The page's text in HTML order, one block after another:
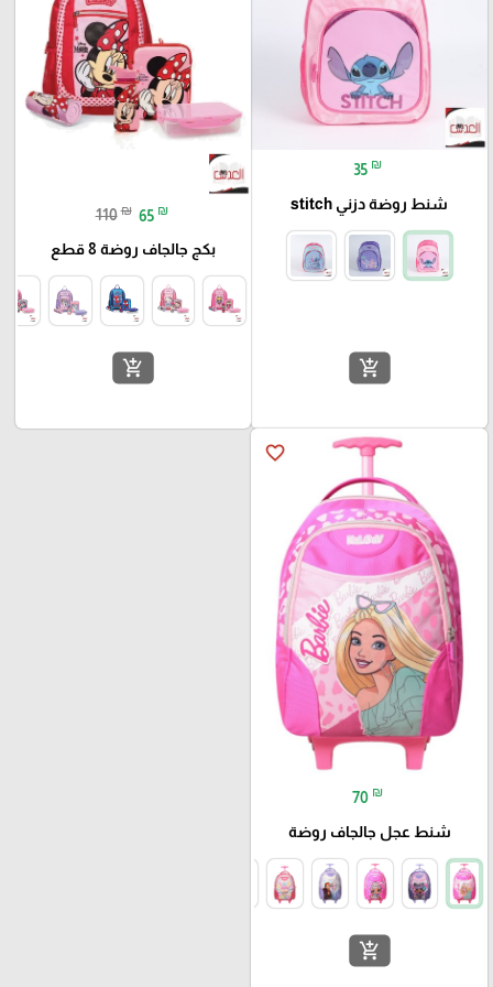
35 ₪
شنط روضة دزني stitch
add_shopping_cart
110 ₪ 65 ₪
بكج جالجاف روضة 8 قطع
add_shopping_cart
favorite_border
70 ₪
شنط عجل جالجاف روضة
add_shopping_cart